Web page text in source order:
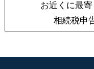
お近くに最
相続税申